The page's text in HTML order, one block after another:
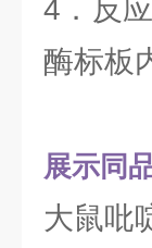
4．反
酶标板
展示同
大鼠吡